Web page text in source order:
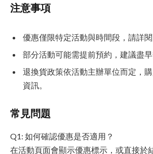
注意事項
優惠僅限特定活動與時間段，請詳閱
部分活動可能需提前預約，建議盡早
退換貨政策依活動主辦單位而定，
資訊。
常見問題
Q1: 如何確認優惠是否適用？
在活動頁面會顯示優惠標示，或直接於